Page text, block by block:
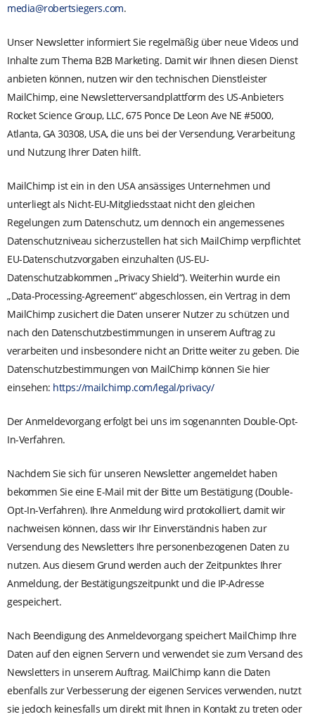
media@robertsiegers.com.
Unser Newsletter informiert Sie regelmäßig über neue Videos und
Inhalte zum Thema B2B Marketing. Damit wir Ihnen diesen Dienst
anbieten können, nutzen wir den technischen Dienstleister
MailChimp, eine Newsletterversandplattform des US-Anbieters
Rocket Science Group, LLC, 675 Ponce De Leon Ave NE #5000,
Atlanta, GA 30308, USA, die uns bei der Versendung, Verarbeitung
und Nutzung Ihrer Daten hilft.
MailChimp ist ein in den USA ansässiges Unternehmen und
unterliegt als Nicht-EU-Mitgliedsstaat nicht den gleichen
Regelungen zum Datenschutz, um dennoch ein angemessenes
Datenschutzniveau sicherzustellen hat sich MailChimp verpflichtet
EU-Datenschutzvorgaben einzuhalten (US-EU-
Datenschutzabkommen „Privacy Shield“). Weiterhin wurde ein
„Data-Processing-Agreement“ abgeschlossen, ein Vertrag in dem
MailChimp zusichert die Daten unserer Nutzer zu schützen und
nach den Datenschutzbestimmungen in unserem Auftrag zu
verarbeiten und insbesondere nicht an Dritte weiter zu geben. Die
Datenschutzbestimmungen von MailChimp können Sie hier
einsehen: https://mailchimp.com/legal/privacy/
Der Anmeldevorgang erfolgt bei uns im sogenannten Double-Opt-
In-Verfahren.
Nachdem Sie sich für unseren Newsletter angemeldet haben
bekommen Sie eine E-Mail mit der Bitte um Bestätigung (Double-
Opt-In-Verfahren). Ihre Anmeldung wird protokolliert, damit wir
nachweisen können, dass wir Ihr Einverständnis haben zur
Versendung des Newsletters Ihre personenbezogenen Daten zu
nutzen. Aus diesem Grund werden auch der Zeitpunktes Ihrer
Anmeldung, der Bestätigungszeitpunkt und die IP-Adresse
gespeichert.
Nach Beendigung des Anmeldevorgang speichert MailChimp Ihre
Daten auf den eignen Servern und verwendet sie zum Versand des
Newsletters in unserem Auftrag. MailChimp kann die Daten
ebenfalls zur Verbesserung der eigenen Services verwenden, nutzt
sie jedoch keinesfalls um direkt mit Ihnen in Kontakt zu treten oder